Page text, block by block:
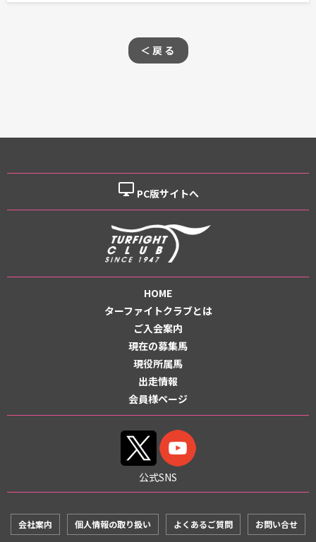
＜戻る
desktop_windows PC版サイトへ
HOME
ターファイトクラブとは
ご入会案内
現在の募集馬
現役所属馬
出走情報
会員様ページ
公式SNS
会社案内 個人情報の取り扱い よくあるご質問 お問い合せ